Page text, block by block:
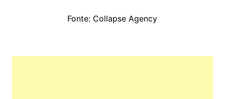
Fonte: Collapse Agency